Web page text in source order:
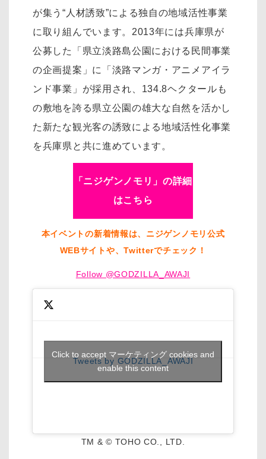
が集う“人材誘致”による独自の地域活性事業
に取り組んでいます。2013年には兵庫県が
公募した「県立淡路島公園における民間事業
の企画提案」に「淡路マンガ・アニメアイラ
ンド事業」が採用され、134.8ヘクタールも
の敷地を誇る県立公園の雄大な自然を活かし
た新たな観光客の誘致による地域活性化事業
を兵庫県と共に進めています。
「ニジゲンノモリ」の詳細
はこちら
本イベントの新着情報は、ニジゲンノモリ公式
WEBサイトや、Twitterでチェック！
Follow @GODZILLA_AWAJI
Tweets by GODZILLA_AWAJI
Click to accept マーケティング cookies and
enable this content
TM & © TOHO CO., LTD.